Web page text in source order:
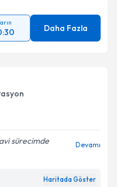
Daha Fazla
sürecimde
Devamı
Haritada Göster